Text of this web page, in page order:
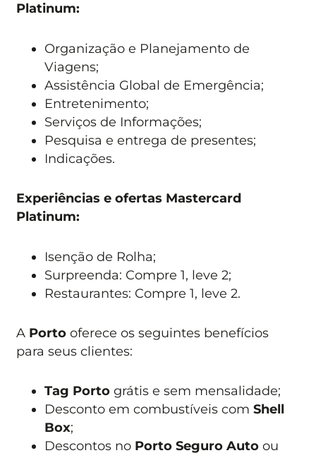
Platinum:
Organização e Planejamento de
Viagens;
Assistência Global de Emergência;
Entretenimento;
Serviços de Informações;
Pesquisa e entrega de presentes;
Indicações.
Experiências e ofertas Mastercard
Platinum:
Isenção de Rolha;
Surpreenda: Compre 1, leve 2;
Restaurantes: Compre 1, leve 2.
A Portooferece os seguintes benefícios
para seus clientes:
Tag Porto grátis e sem mensalidade;
Desconto em combustíveis comShell
Box;
Descontos no Porto Seguro Auto ou